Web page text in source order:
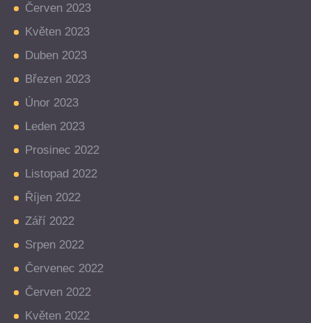
Červen 2023
Květen 2023
Duben 2023
Březen 2023
Únor 2023
Leden 2023
Prosinec 2022
Listopad 2022
Říjen 2022
Září 2022
Srpen 2022
Červenec 2022
Červen 2022
Květen 2022